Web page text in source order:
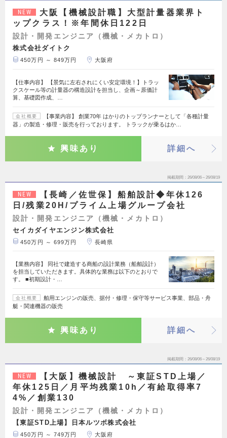
NEW
大阪【機械設計職】大型計量器業界ト
ップクラス！※年間休日122日
設計・開発エンジニア（機械・メカトロ）
株式会社ダイトク
450万円 ～ 849万円 大阪府
【仕事内容】 【景気に左右されにくい安定環境！】トラッ
クスケール等の計量器の構造設計を担当し、企画～原価計
算、基礎図作成、…
会社概要
【事業内容】 創業70年 はかりのトップランナーとして「各種計量
器」の製造・修理・販売を行っております。 トラックが乗るはか…
興味あり 詳細へ
掲載期間 26/08/06～26/08/19
NEW
【長崎／佐世保】船舶設計◆年休126
日/残業20H/プライム上場グループ会社
設計・開発エンジニア（機械・メカトロ）
セイカダイヤエンジン株式会社
450万円 ～ 699万円 長崎県
【業務内容】 同社で建造する商船の設計業務（船舶設計）
を担当していただきます。具体的な業務は以下のとおりで
す。 ■初期設計・…
会社概要
舶用エンジンの販売、据付・修理・保守等サービス事業、部品・舟
艇・関連機器の販売
興味あり 詳細へ
掲載期間 26/08/06～26/08/19
NEW
【大阪】機械設計 ～東証STD上場／
年休125日／月平均残業10h／有給取得率7
4%／創業130
設計・開発エンジニア（機械・メカトロ）
【東証STD上場】日本ルツボ株式会社
450万円 ～ 749万円 大阪府